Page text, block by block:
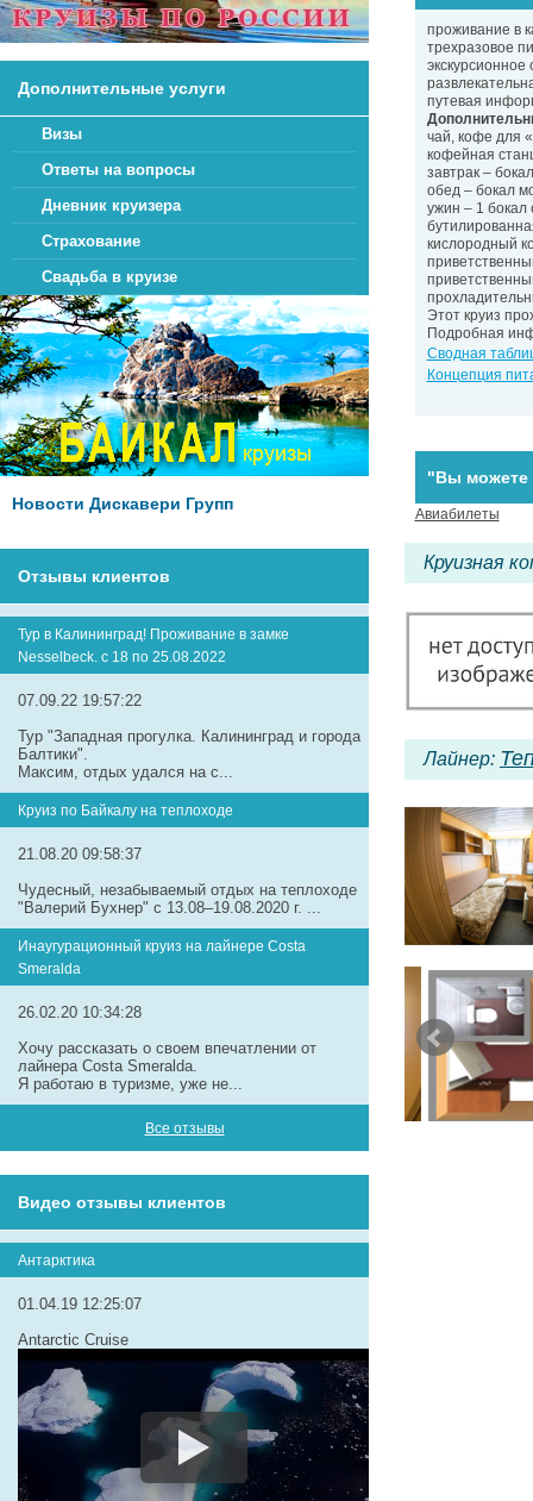
Дополнительные услуги
Визы
Ответы на вопросы
Дневник круизера
Страхование
Свадьба в круизе
Новости Дискавери Групп
Отзывы клиентов
Тур в Калининград! Проживание в замке
Nesselbeck. с 18 по 25.08.2022
07.09.22 19:57:22
Тур "Западная прогулка. Калининград и города
Балтики".
Максим, отдых удался на с...
Круиз по Байкалу на теплоходе
21.08.20 09:58:37
Чудесный, незабываемый отдых на теплоходе
"Валерий Бухнер" с 13.08–19.08.2020 г. ...
Инаугурационный круиз на лайнере Сosta
Smeralda
26.02.20 10:34:28
Хочу рассказать о своем впечатлении от
лайнера Costa Smeralda.
Я работаю в туризме, уже не...
Все отзывы
Видео отзывы клиентов
Антарктика
01.04.19 12:25:07
Antarctic Cruise
проживание в
трехразовое
путевая
чай, кофе для
кофейная
завтрак –
обед – бокал
ужин – 1 бокал
кислородный
Этот круиз
Подробная
Сводная
Концепция
"Вы можете
Авиабилеты
Круизная
Лайнер: